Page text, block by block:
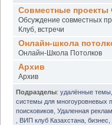
Совместные проекты
Обсуждение совместных
Клуб, встречи
Онлайн-школа
Онлайн-Школа Потолков
Архив
Архив
Подразделы: удалённые темы
системы для многоуровневых
поисковиков Удаленная
ВИП клуб Казахстана бизнес